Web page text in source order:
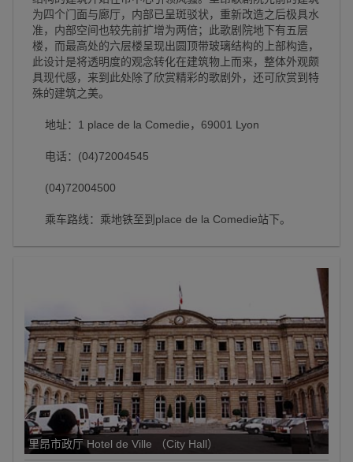
为四个门面与廊厅，内部已呈斑驳状，重新改造之后极具水
准，内部空间也较先前扩增为两倍；此歌剧院地下有五层
楼，而最高处的六层楼呈现出圆顶带玻璃结构的上部构造，
此设计是将透明度的观念转化在建筑物上而来，整体外观颇
具现代感，来到此处除了欣赏精彩的歌剧外，还可欣赏到特
殊的建筑之美。
地址：1 place de la Comedie，69001 Lyon
电话：(04)72004545
(04)72004500
乘车路线：乘地铁至到place de la Comedie站下。
里昂市政厅 Hotel de Ville （City Hall）